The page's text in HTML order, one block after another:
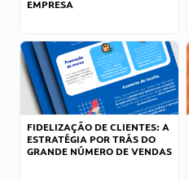
EMPRESA
FIDELIZAÇÃO DE CLIENTES: A
ESTRATÉGIA POR TRÁS DO
GRANDE NÚMERO DE VENDAS